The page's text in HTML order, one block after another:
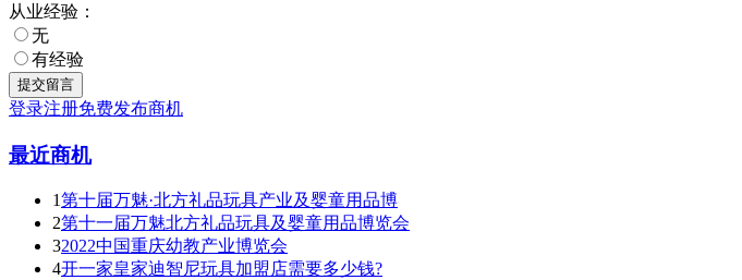
从业经验：
无
有经验
登录注册免费发布商机
最近商机
1第十届万魅·北方礼品玩具产业及婴童用品博
2第十一届万魅北方礼品玩具及婴童用品博览会
32022中国重庆幼教产业博览会
4开一家皇家迪智尼玩具加盟店需要多少钱?